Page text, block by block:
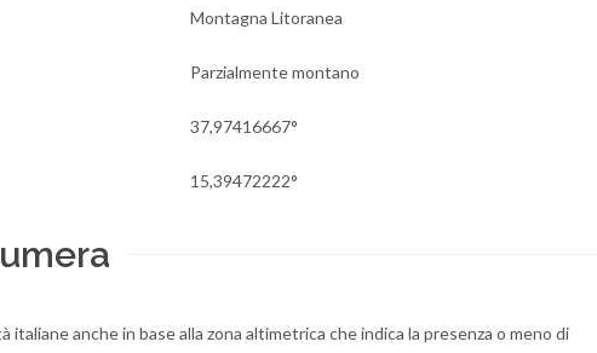
Montagna Litoranea
Parzialmente montano
37,97416667°
15,39472222°
anche in base alla zona altimetrica che indica la presenza o meno di